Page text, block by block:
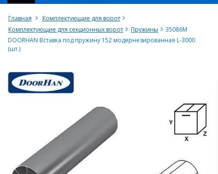
Главная
Комплектующие для ворот
Комплектующие для секционных ворот
Пружины
35086M
DOORHAN Вставка под пружину 152 модернезированная L-3000
(шт.)